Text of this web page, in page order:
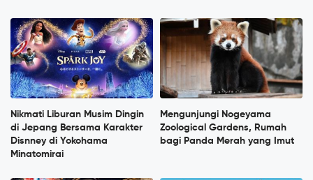
Nikmati Liburan Musim Dingin
di Jepang Bersama Karakter
Disnney di Yokohama
Minatomirai
Mengunjungi Nogeyama
Zoological Gardens, Rumah
bagi Panda Merah yang Imut